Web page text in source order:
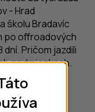
- Hrad
školu Bradavíc
po offroadových
Pričom jazdili
podmienkach.